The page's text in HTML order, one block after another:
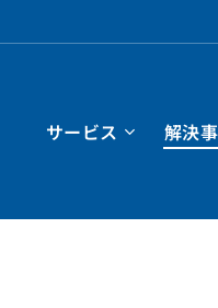
サービス 解決